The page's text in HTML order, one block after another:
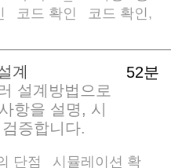
코드 확인
코드 확인,
52분
계
설계방법으로
항을 설명, 시
증합니다.
단점 시뮬레이션 확